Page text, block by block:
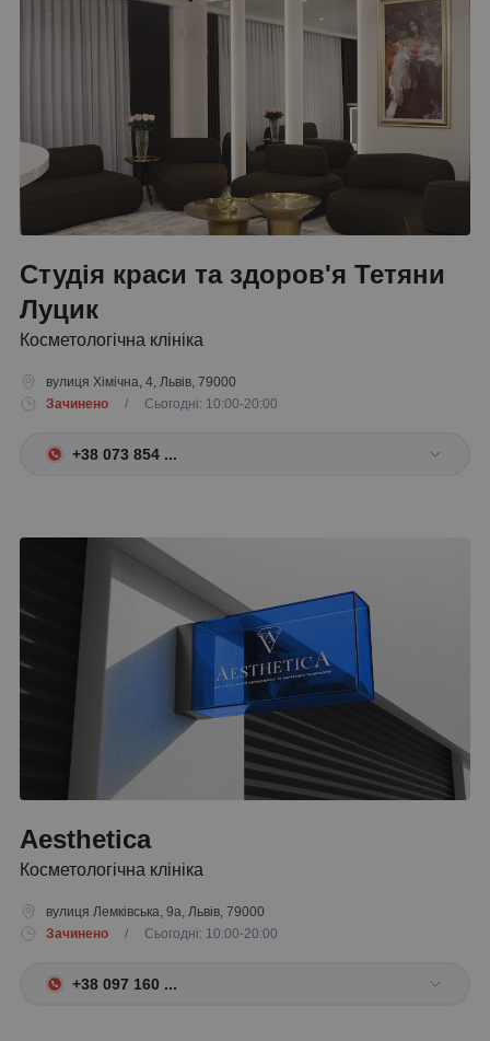
Студія краси та здоров'я Тетяни
Луцик
Косметологічна клініка
вулиця Хімічна, 4, Львів, 79000
Зачинено
/ Сьогодні: 10:00-20:00
+38 073 854 ...
Aesthetica
Косметологічна клініка
вулиця Лемківська, 9а, Львів, 79000
Зачинено
/ Сьогодні: 10:00-20:00
+38 097 160 ...